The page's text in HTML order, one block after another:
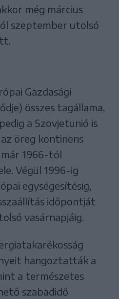
még március
szeptember utolsó
Gazdasági
összes tagállama,
a Szovjetunió is
öreg kontinens
már 1966-tól
Végül 1996-ig
egységesítésig,
időpontját
vasárnapjáig.
hangoztatták a
a természetes
szabadidő